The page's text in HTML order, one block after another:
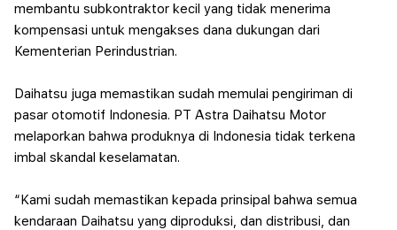
membantu subkontraktor kecil yang tidak menerima
kompensasi untuk mengakses dana dukungan dari
Kementerian Perindustrian.
Daihatsu juga memastikan sudah memulai pengiriman di
pasar otomotif Indonesia. PT Astra Daihatsu Motor
melaporkan bahwa produknya di Indonesia tidak terkena
imbal skandal keselamatan.
“Kami sudah memastikan kepada prinsipal bahwa semua
kendaraan Daihatsu yang diproduksi, dan distribusi, dan